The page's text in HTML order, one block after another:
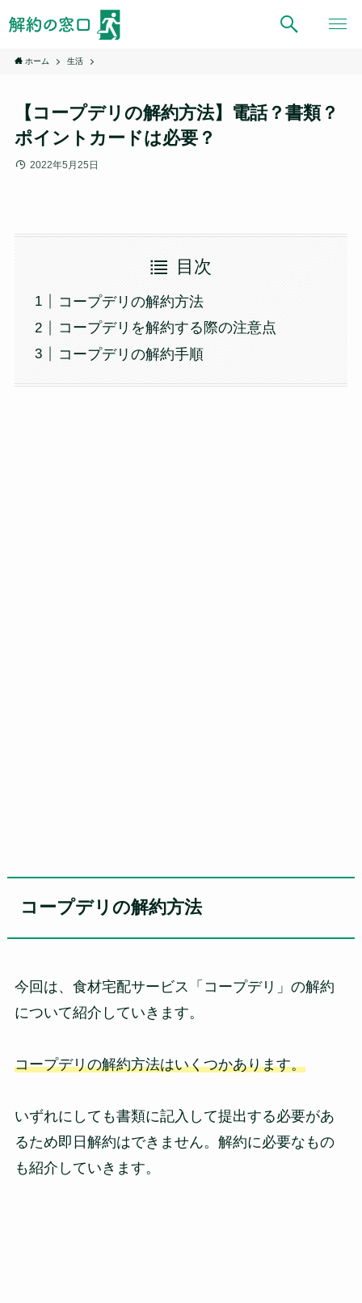
ホーム 生活
【コープデリの解約方法】電話？書類？
ポイントカードは必要？
2022年5月25日
目次
コープデリの解約方法
コープデリを解約する際の注意点
コープデリの解約手順
コープデリの解約方法
今回は、食材宅配サービス「コープデリ」の解約
について紹介していきます。
コープデリの解約方法はいくつかあります。
いずれにしても書類に記入して提出する必要があ
るため即日解約はできません。解約に必要なもの
も紹介していきます。